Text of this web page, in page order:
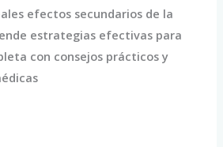
efectos secundarios de la
estrategias efectivas para
con consejos prácticos y